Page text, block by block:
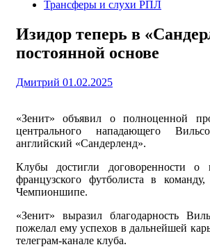
Трансферы и слухи РПЛ
Изидор теперь в
постоянной основе
Дмитрий 01.02.2025
«Зенит» объявил о полноценной
центрального нападающего
английский «Сандерленд».
Клубы достигли договоренности о
французского футболиста в
Чемпионшипе.
«Зенит» выразил благодарность
пожелал ему успехов в дальнейшей
телеграм-канале клуба.